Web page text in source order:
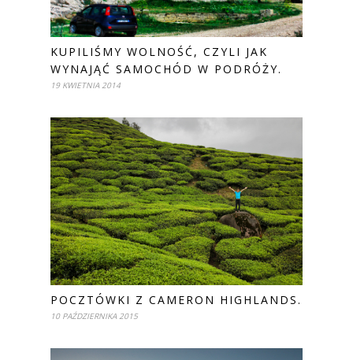
KUPILIŚMY WOLNOŚĆ, CZYLI JAK
WYNAJĄĆ SAMOCHÓD W PODRÓŻY.
19 KWIETNIA 2014
POCZTÓWKI Z CAMERON HIGHLANDS.
10 PAŹDZIERNIKA 2015